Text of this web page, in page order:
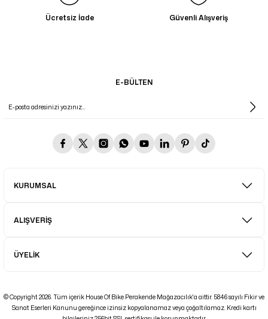
Ücretsiz İade Güvenli Alışveriş
E-BÜLTEN
KURUMSAL
ALIŞVERİŞ
ÜYELİK
© Copyright 2026. Tüm içerik House Of Bike Perakende Mağazacılık'a aittir. 5846 sayılı Fikir ve
Sanat Eserleri Kanunu gereğince izinsiz kopyalanamaz veya çoğaltılamaz. Kredi kartı